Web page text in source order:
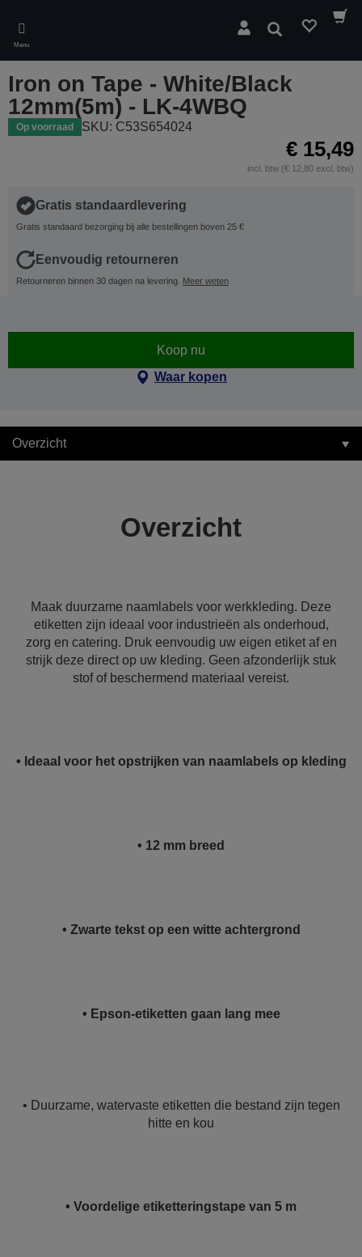
main
content
Menu
Zoeken
Iron on Tape - White/Black
12mm(5m) - LK-4WBQ
Op voorraad SKU: C53S654024
€ 15,49
incl. btw (€ 12,80 excl. btw)
Gratis standaardlevering
Gratis standaard bezorging bij alle bestellingen boven 25 €
Eenvoudig retourneren
Retourneren binnen 30 dagen na levering. Meer weten
Koop nu
Waar kopen
Overzicht
Overzicht
Maak duurzame naamlabels voor werkkleding. Deze
etiketten zijn ideaal voor industrieën als onderhoud,
zorg en catering. Druk eenvoudig uw eigen etiket af en
strijk deze direct op uw kleding. Geen afzonderlijk stuk
stof of beschermend materiaal vereist.
• Ideaal voor het opstrijken van naamlabels op kleding
• 12 mm breed
• Zwarte tekst op een witte achtergrond
• Epson-etiketten gaan lang mee
• Duurzame, watervaste etiketten die bestand zijn tegen
hitte en kou
• Voordelige etiketteringstape van 5 m